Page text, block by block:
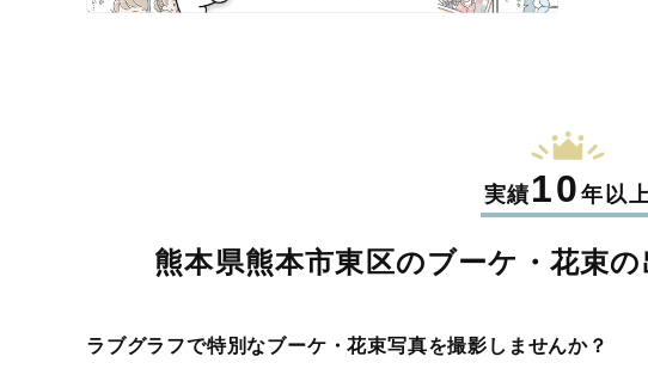
実績10年以
熊本県熊本市東区のブーケ・花束の
ラブグラフで特別なブーケ・花束写真を撮影しませんか？